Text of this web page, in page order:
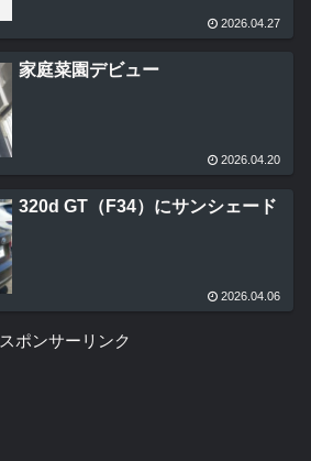
2026.04.27
家庭菜園デビュー
2026.04.20
320d GT（F34）にサンシェード
2026.04.06
スポンサーリンク